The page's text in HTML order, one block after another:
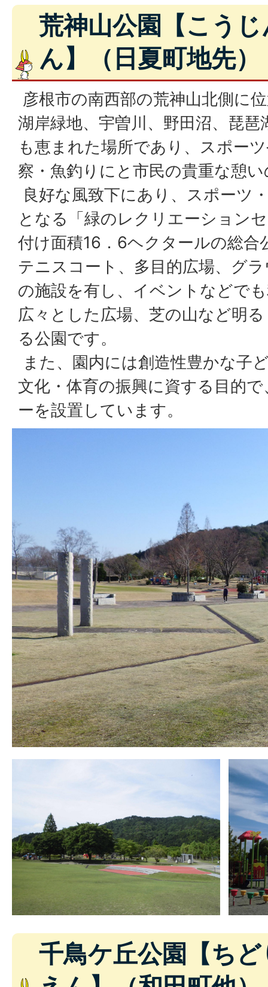
荒神山公園【こう
ん】（日夏町地先）
彦根市の南西部の荒神山北側に
湖岸緑地、宇曽川、野田沼、琵
も恵まれた場所であり、スポー
察・魚釣りにと市民の貴重な憩
良好な風致下にあり、スポーツ
となる「緑のレクリエーション
付け面積16．6ヘクタールの総合
テニスコート、多目的広場、グ
の施設を有し、イベントなどで
広々とした広場、芝の山など明
る公園です。
また、園内には創造性豊かな子
文化・体育の振興に資する目的
ーを設置しています。
千鳥ケ丘公園【ち